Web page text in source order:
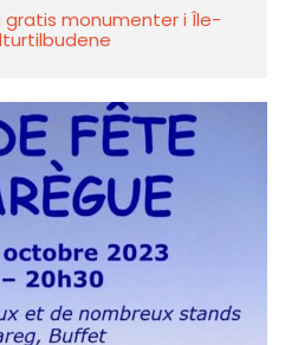
gratis monumenter i Île-